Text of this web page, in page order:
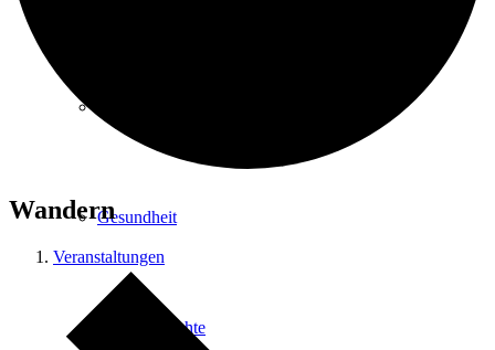
Gesundheit
Stadtgeschichte
Wandern
Veranstaltungen